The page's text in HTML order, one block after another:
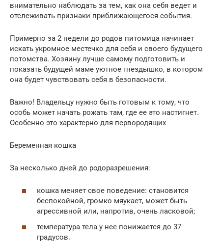
внимательно наблюдать за тем, как она себя ведет и
отслеживать признаки приближающегося события.
Примерно за 2 недели до родов питомица начинает
искать укромное местечко для себя и своего будущего
потомства. Хозяину лучше самому подготовить и
показать будущей маме уютное гнездышко, в котором
она будет чувствовать себя в безопасности.
Важно! Владельцу нужно быть готовым к тому, что
особь может начать рожать там, где ее это настигнет.
Особенно это характерно для первородящих
Беременная кошка
За несколько дней до родоразрешения:
кошка меняет свое поведение: становится
беспокойной, громко мяукает, может быть
агрессивной или, напротив, очень ласковой;
температура тела у нее понижается до 37
градусов.